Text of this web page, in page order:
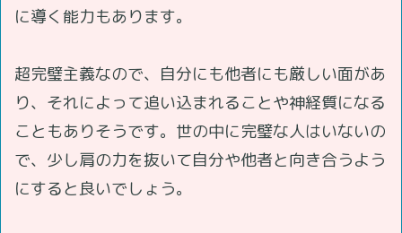
に導く能力もあります。
超完璧主義なので、自分にも他者にも厳しい面があ
り、それによって追い込まれることや神経質になる
こともありそうです。世の中に完璧な人はいないの
で、少し肩の力を抜いて自分や他者と向き合うよう
にすると良いでしょう。